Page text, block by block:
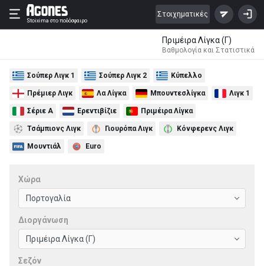
Stoixima στο ποδόσφαιρο
Στοιχηματικές
Πριμέιρα Λίγκα (Γ)
Βαθμολογία και Στατιστικά
Σούπερ Λιγκ 1 Σούπερ Λιγκ 2 Κύπελλο
Πρέμιερ Λιγκ Λα Λίγκα Μπουντεσλίγκα Λιγκ 1
Σέριε Α Ερεντιβίζιε Πριμέιρα Λίγκα
Τσάμπιονς Λιγκ Γιουρόπα Λιγκ Κόνφερενς Λιγκ
Μουντιάλ Euro
Χώρα
Διοργάνωση
Σεζόν